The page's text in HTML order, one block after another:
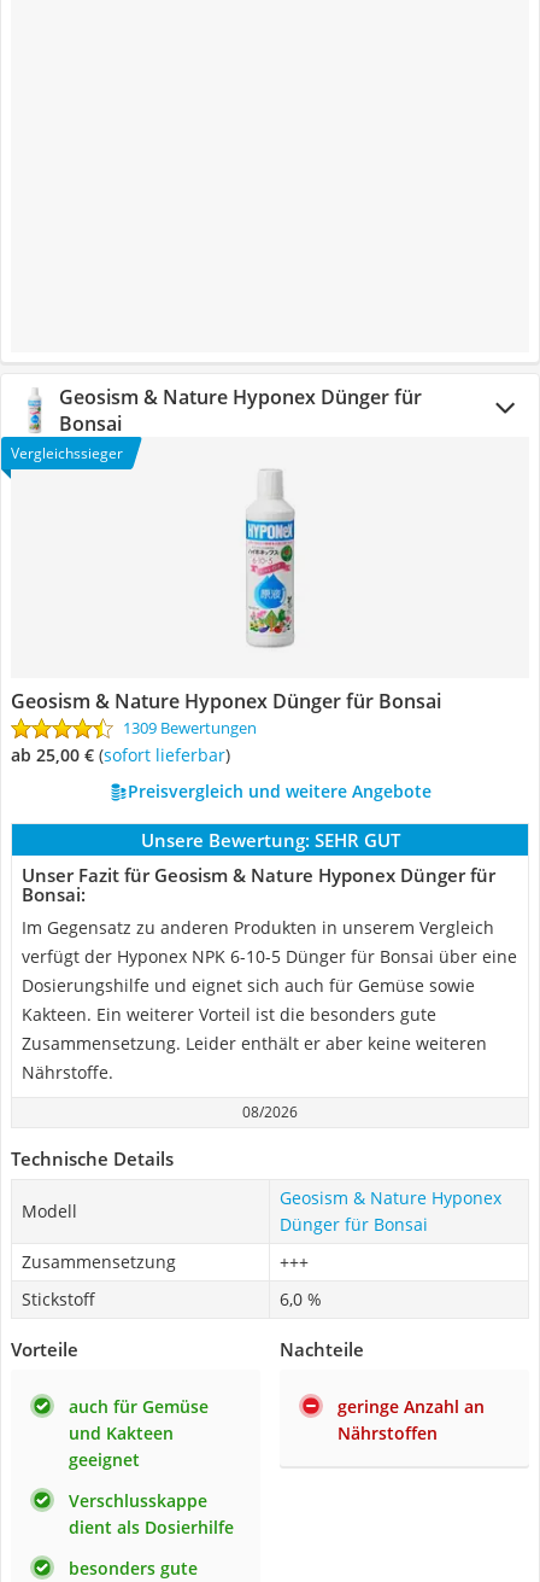
Geosism & Nature Hyponex Dünger für
Bonsai
Vergleichssieger
Geosism & Nature Hyponex Dünger für Bonsai
1309 Bewertungen
ab 25,00 € ( Sofort lieferbar)
Preisvergleich und weitere Angebote
Unsere Bewertung: SEHR GUT
Unser Fazit für Geosism & Nature Hyponex Dünger für
Bonsai:
Im Gegensatz zu anderen Produkten in unserem Vergleich
verfügt der Hyponex NPK 6-10-5 Dünger für Bonsai über eine
Dosierungshilfe und eignet sich auch für Gemüse sowie
Kakteen. Ein weiterer Vorteil ist die besonders gute
Zusammensetzung. Leider enthält er aber keine weiteren
Nährstoffe.
08/2026
Technische Details
Modell
Geosism & Nature Hyponex
Dünger für Bonsai
Zusammensetzung
+++
Stickstoff
6,0 %
Vorteile
auch für Gemüse
und Kakteen
geeignet
Verschlusskappe
dient als Dosierhilfe
besonders gute
Nachteile
geringe Anzahl an
Nährstoffen